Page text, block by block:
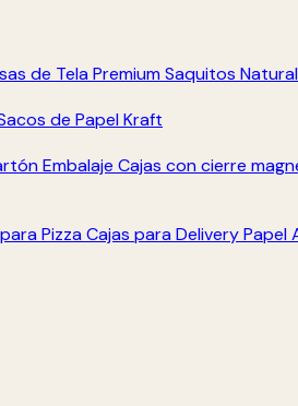
de Tela Premium Saquitos
de Papel Kraft
Embalaje Cajas con cierre
Pizza Cajas para DeliveryPapel